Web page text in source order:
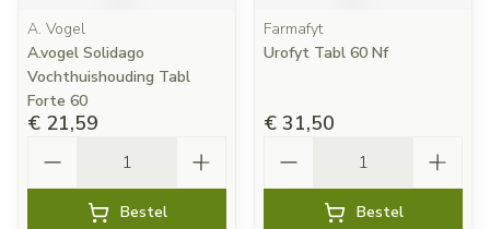
A. Vogel
A.vogel Solidago
Vochthuishouding Tabl
Forte 60
€ 21,59
Bestel
Farmafyt
Urofyt Tabl 60 Nf
€ 31,50
Bestel